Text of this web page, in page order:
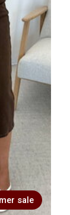
sale